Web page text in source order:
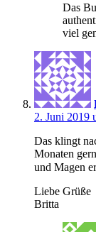
Das
viel
2. Juni 2019
Das klingt
Monaten
und Magen
Liebe Grüße
Britta